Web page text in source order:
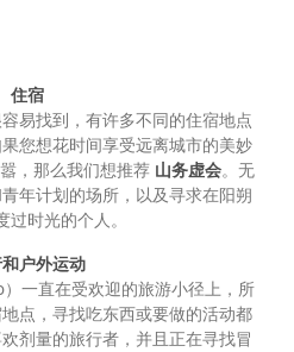
住宿
易找到，有许多不同的住宿地点
您想花时间享受远离城市的美妙
，那么我们想推荐 山务虚会。无
年计划的场所，以及寻求在阳朔
过时光的个人。
户外运动
一直在受欢迎的旅游小径上，所
点，寻找吃东西或要做的活动都
剂量的旅行者，并且正在寻找冒